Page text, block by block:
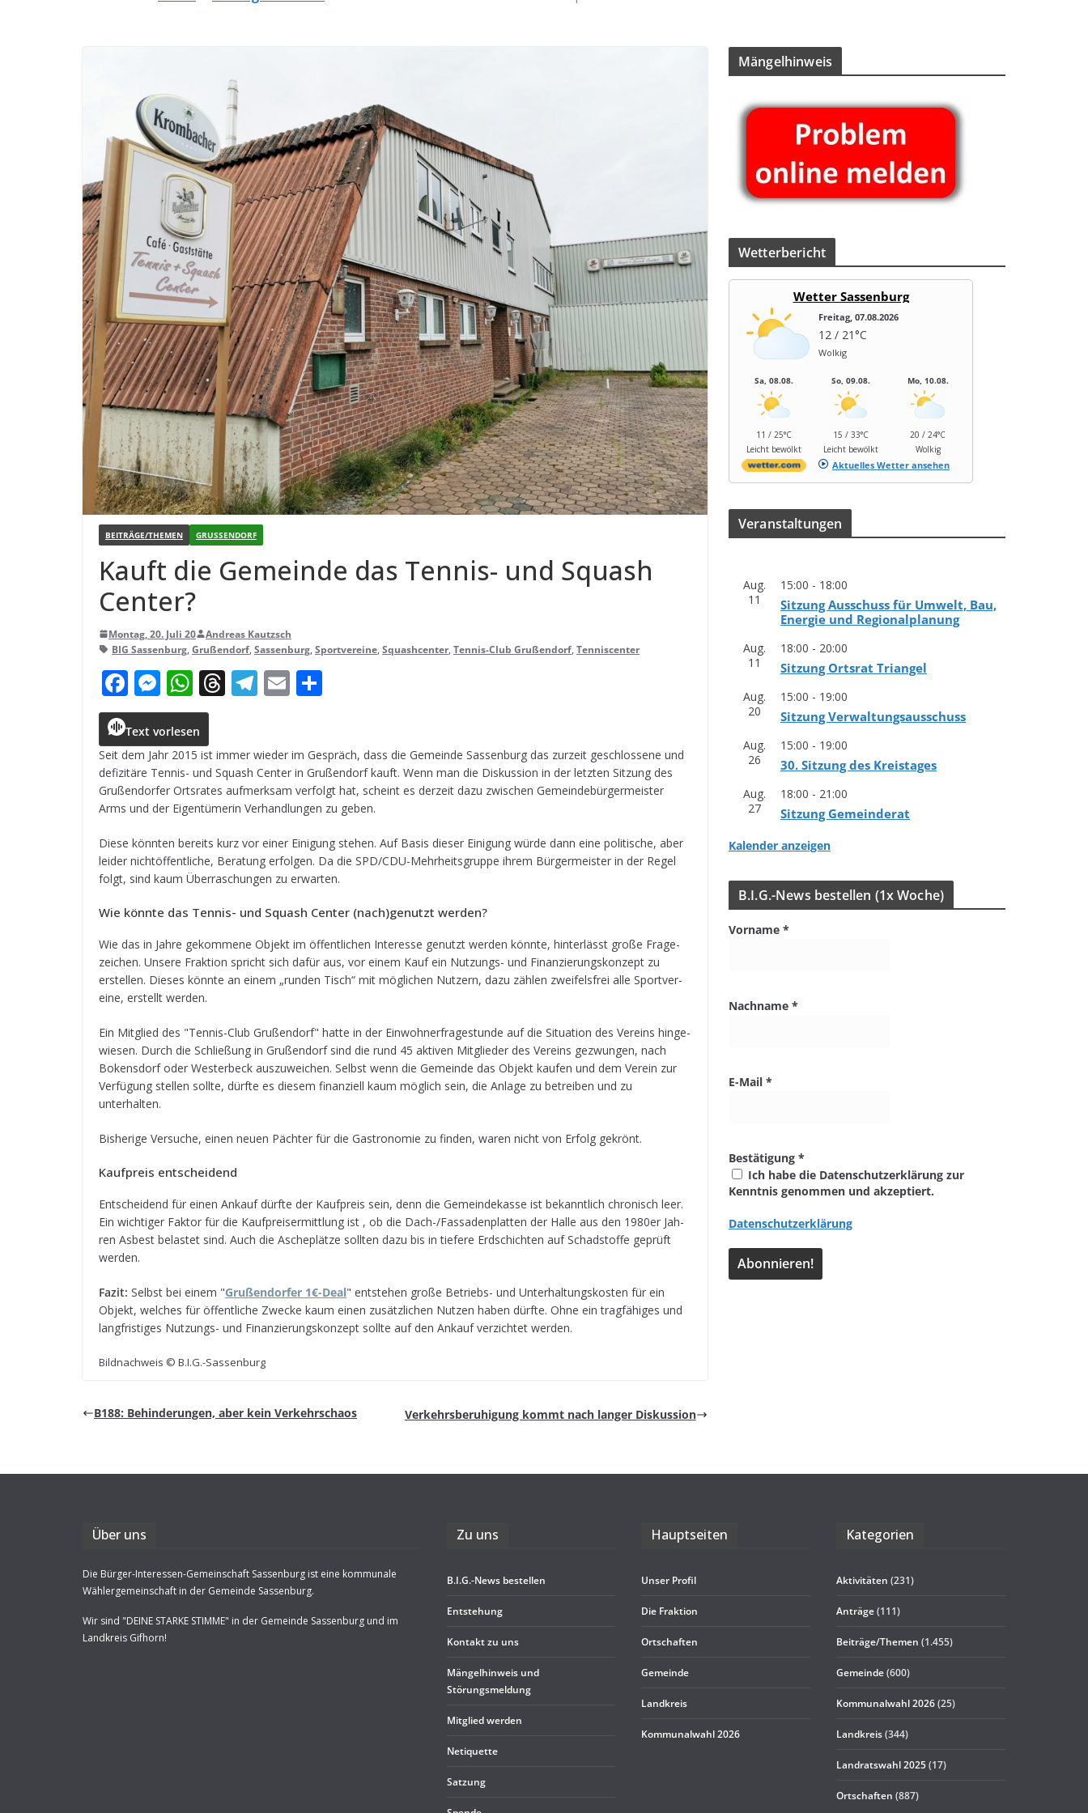
BEITRÄGE/THEMEN GRUSSENDORF
Kauft die Gemeinde das Ten­nis- und Squash
Center?
Montag, 20. Juli 20
Andreas Kautzsch
BIG Sassenburg, Grußendorf, Sassenburg, Sportvereine, Squashcenter, Tennis-Club Grußendorf, Tenniscenter
F
a
c
e
b
o
o
k
M
e
ss
e
n
g
e
r
W
h
a
ts
A
p
p
T
e
a
d
s
T
g
r
a
m
E
l n
Text vorlesen
Seit dem Jahr 2015 ist immer wie­der im Gespräch, dass die Gemeinde Sas­sen­burg das zur­zeit geschlos­sene und
defi­zi­täre Ten­nis- und Squash Cen­ter in Gru­ßen­dorf kauft. Wenn man die Dis­kus­sion in der letz­ten Sit­zung des
Gru­ßen­dor­fer Orts­ra­tes auf­merk­sam ver­folgt hat, scheint es der­zeit dazu zwi­schen Gemein­de­bür­ger­meis­ter
Arms und der Eigen­tü­me­rin Ver­hand­lun­gen zu geben.
Diese könn­ten bereits kurz vor einer Eini­gung ste­hen. Auf Basis die­ser Eini­gung würde dann eine poli­ti­sche, aber
lei­der nicht­öf­fent­li­che, Bera­tung erfol­gen. Da die SPD/CDU-Mehr­heits­gruppe ihrem Bür­ger­meis­ter in der Regel
folgt, sind kaum Über­ra­schun­gen zu erwarten.
Wie könnte das Ten­nis- und Squash Cen­ter (nach)genutzt werden?
Wie das in Jahre gekom­mene Objekt im öffent­li­chen Inter­esse genutzt wer­den könnte, hin­ter­lässt große Fra­ge­
zei­chen. Unsere Frak­tion spricht sich dafür aus, vor einem Kauf ein Nut­zungs- und Finan­zie­rungs­kon­zept zu
erstel­len. Die­ses könnte an einem „run­den Tisch“ mit mög­li­chen Nut­zern, dazu zäh­len zwei­fels­frei alle Sport­ver­
eine, erstellt werden.
Ein Mit­glied des "Ten­nis-Club Gru­ßen­dorf" hatte in der Ein­woh­ner­fra­ge­stunde auf die Situa­tion des Ver­eins hin­ge­
wie­sen. Durch die Schlie­ßung in Gru­ßen­dorf sind die rund 45 akti­ven Mit­glie­der des Ver­eins gezwun­gen, nach
Bokens­dorf oder Wes­ter­beck aus­zu­wei­chen. Selbst wenn die Gemeinde das Objekt kau­fen und dem Ver­ein zur
Ver­fü­gung stel­len sollte, dürfte es die­sem finan­zi­ell kaum mög­lich sein, die Anlage zu betrei­ben und zu
unterhalten.
Bis­he­rige Ver­su­che, einen neuen Päch­ter für die Gas­tro­no­mie zu fin­den, waren nicht von Erfolg gekrönt.
Kauf­preis entscheidend
Ent­schei­dend für einen Ankauf dürfte der Kauf­preis sein, denn die Gemein­de­kasse ist bekannt­lich chro­nisch leer.
Ein wich­ti­ger Fak­tor für die Kauf­preis­er­mitt­lung ist , ob die Dach-/Fas­sa­den­plat­ten der Halle aus den 1980er Jah­
ren Asbest belas­tet sind. Auch die Asche­plätze soll­ten dazu bis in tie­fere Erd­schich­ten auf Schad­stoffe geprüft
werden.
Fazit: Selbst bei einem "Gru­ßen­dor­fer 1€-Deal" ent­ste­hen große Betriebs- und Unter­hal­tungs­kos­ten für ein
Objekt, wel­ches für öffent­li­che Zwe­cke kaum einen zusätz­li­chen Nut­zen haben dürfte. Ohne ein trag­fä­hi­ges und
lang­fris­ti­ges Nut­zungs- und Finan­zie­rungs­kon­zept sollte auf den Ankauf ver­zich­tet werden.
Bild­nach­weis © B.I.G.-Sassenburg
B188: Behin­de­run­gen, aber kein Verkehrschaos Ver­kehrs­be­ru­hi­gung kommt nach lan­ger Diskussion
Män­gel­hin­weis
Wet­ter­be­richt
Wetter Sassenburg
Freitag, 07.08.2026
12 / 21°C
Wolkig
Sa, 08.08.
11 / 25°C
Leicht bewölkt
So, 09.08.
15 / 33°C
Leicht bewölkt
Mo, 10.08.
20 / 24°C
Wolkig
Aktuelles Wetter ansehen
Ver­an­stal­tun­gen
Aug.
11
15:00 - 18:00
Sit­zung Aus­schuss für Umwelt, Bau,
Ener­gie und Regionalplanung
Aug.
11
18:00 - 20:00
Sit­zung Orts­rat Triangel
Aug.
20
15:00 - 19:00
Sit­zung Verwaltungsausschuss
Aug.
26
15:00 - 19:00
30. Sit­zung des Kreistages
Aug.
27
18:00 - 21:00
Sit­zung Gemeinderat
Kalender anzeigen
B.I.G.-News bestel­len (1x Woche)
Vorname *
Nachname *
E-Mail *
Bestätigung *
Ich habe die Datenschutzerklärung zur
Kenntnis genommen und akzeptiert.
Datenschutzerklärung
Über uns
Die Bürger-Interessen-Gemeinschaft Sassenburg ist eine kommunale
Wählergemeinschaft in der Gemeinde Sassenburg.
Wir sind "DEINE STARKE STIMME" in der Gemeinde Sassenburg und im
Landkreis Gifhorn!
Zu uns
B.I.G.-News bestel­len
Ent­ste­hung
Kon­takt zu uns
Män­gel­hin­weis und
Störungsmeldung
Mit­glied werden
Neti­quette
Sat­zung
Haupt­sei­ten
Unser Pro­fil
Die Frak­tion
Ort­schaf­ten
Gemeinde
Land­kreis
Kom­mu­nal­wahl 2026
Kate­go­rien
Aktivitäten (231)
Anträge(111)
Beiträge/Themen (1.455)
Gemeinde(600)
Kommunalwahl 2026(25)
Landkreis(344)
Landratswahl 2025(17)
Ortschaften (887)